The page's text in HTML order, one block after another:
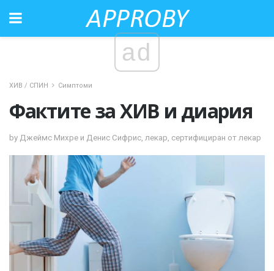
ad
ХИВ / СПИН Симптоми
Фактите за ХИВ и диария
by Джеймс Михре и Денис Сифрис, лекар, сертифициран от лекар